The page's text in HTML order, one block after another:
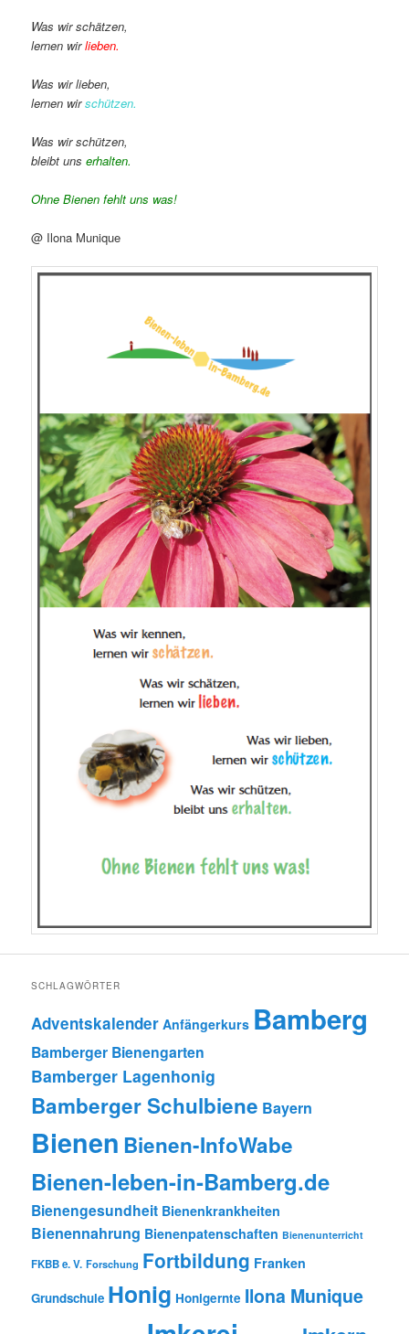
Was wir schätzen,
lernen wirlieben.
Was wir lieben,
lernen wirschützen.
Was wir schützen,
bleibt unserhalten.
Ohne Bienen fehlt uns was!
@ Ilona Munique
SCHLAGWÖRTER
Adventskalender Anfängerkurs Bamberg
Bamberger Bienengarten
Bamberger Lagenhonig
Bamberger Schulbiene Bayern
Bienen Bienen-InfoWabe
Bienen-leben-in-Bamberg.de
Bienengesundheit Bienenkrankheiten
Bienennahrung Bienenpatenschaften Bienenunterricht
FKBB e. V. Forschung Fortbildung Franken
Grundschule Honig Honigernte Ilona Munique